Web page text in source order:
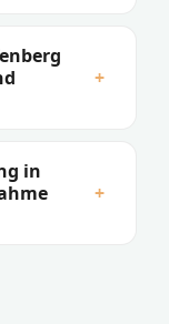
+
in
+